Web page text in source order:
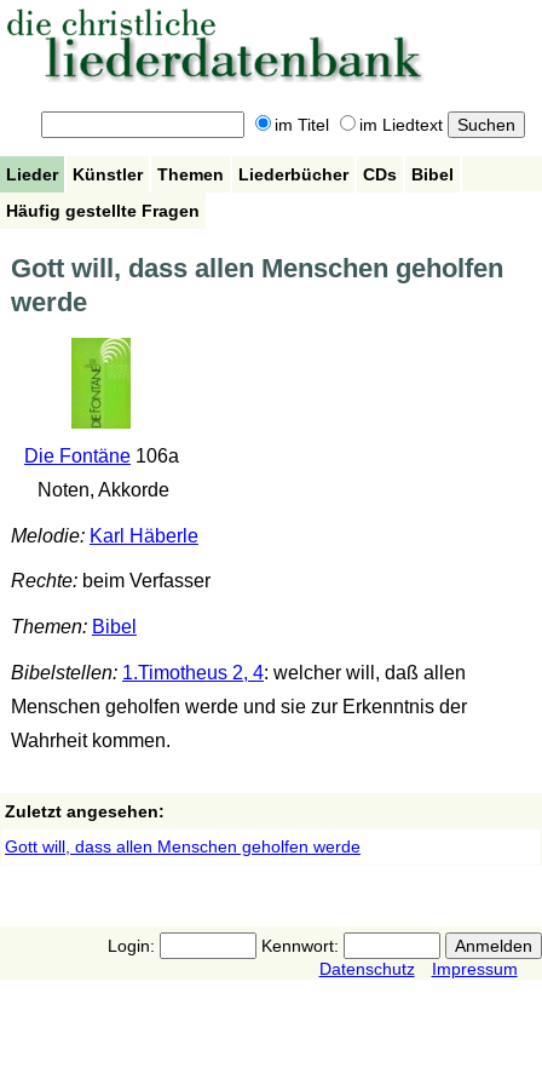
im Titel im Liedtext
Lieder Künstler Themen Liederbücher CDs
Bibel
Häufig gestellte Fragen
Gott will, dass allen Menschen geholfen
werde
Die Fontäne106a
Noten, Akkorde
Melodie: Karl Häberle
Rechte:beim Verfasser
Themen: Bibel
Bibelstellen: 1.Timotheus 2, 4: welcher will, daß allen
Menschen geholfen werde und sie zur Erkenntnis der
Wahrheit kommen.
Zuletzt angesehen:
Gott will, dass allen Menschen geholfen werde
Login:
Kennwort:
Datenschutz
Impressum